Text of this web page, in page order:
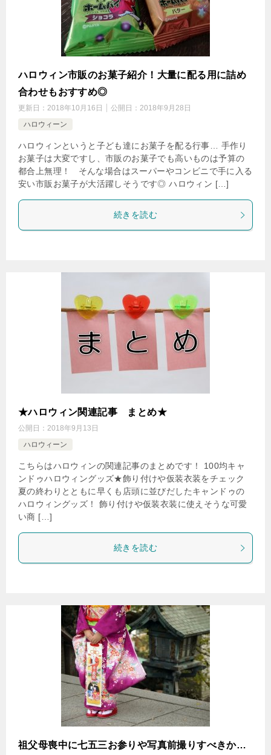
ハロウィン市販のお菓子紹介！大量に配る用に詰め
合わせもおすすめ◎
更新日： 2018年10月16日 公開日： 2018年9月28日
ハロウィーン
ハロウィンというと子ども達にお菓子を配る行事… 手作り
お菓子は大変ですし、市販のお菓子でも高いものは予算の
都合上無理！ そんな場合はスーパーやコンビニで手に入る
安い市販お菓子が大活躍しそうです◎ ハロウィン […]
続きを読む
★ハロウィン関連記事 まとめ★
公開日： 2018年9月13日
ハロウィーン
こちらはハロウィンの関連記事のまとめです！ 100均キャ
ンドゥハロウィングッズ★飾り付けや仮装衣装をチェック
夏の終わりとともに早くも店頭に並びだしたキャンドゥの
ハロウィングッズ！ 飾り付けや仮装衣装に使えそうな可愛
い商 […]
続きを読む
祖父母喪中に七五三お参りや写真前撮りすべきか…